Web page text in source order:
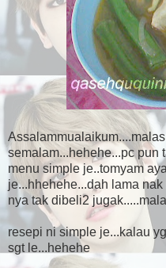
semalam...hehehe...pc pun
menu simple je..tomyam
je...hhehehe...dah lama
nya tak dibeli2
resepi ni simple je...kalau
sgt le...hehehe